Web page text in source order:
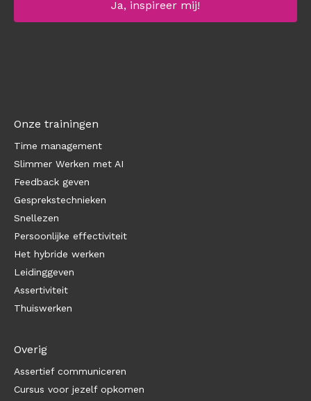
Onze trainingen
Time management
Slimmer Werken met AI
Feedback geven
Gesprekstechnieken
Snellezen
Persoonlijke effectiviteit
Het hybride werken
Leidinggeven
Assertiviteit
Thuiswerken
Overig
Assertief communiceren
Cursus voor jezelf opkomen